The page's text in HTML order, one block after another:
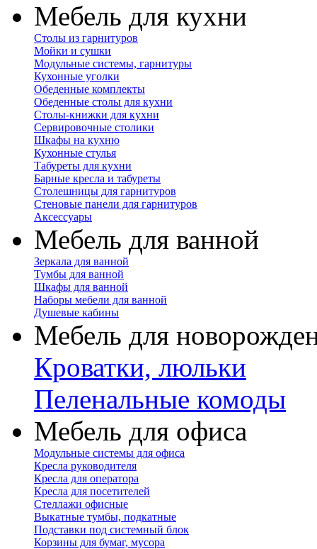
Мебель для кухни
Столы из гарнитуров
Мойки и сушки
Модульные системы, гарнитуры
Кухонные уголки
Обеденные комплекты
Обеденные столы для кухни
Столы-книжки для кухни
Сервировочные столики
Шкафы на кухню
Кухонные стулья
Табуреты для кухни
Барные кресла и табуреты
Столешницы для гарнитуров
Стеновые панели для гарнитуров
Аксессуары
Мебель для ванной
Зеркала для ванной
Тумбы для ванной
Шкафы для ванной
Наборы мебели для ванной
Душевые кабины
Мебель для
Кроватки, люльки
Пеленальные комоды
Мебель для офиса
Модульные системы для офиса
Кресла руководителя
Кресла для оператора
Кресла для посетителей
Стеллажи офисные
Выкатные тумбы, подкатные
Подставки под системный блок
Корзины для бумаг, мусора